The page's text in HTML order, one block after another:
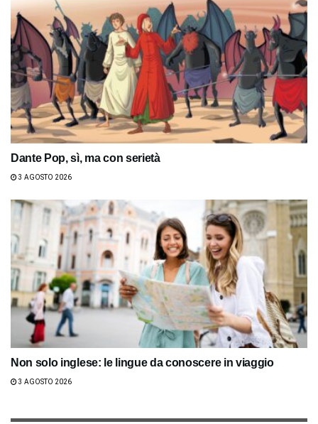
Dante Pop, sì, ma con serietà
3 AGOSTO 2026
Non solo inglese: le lingue da conoscere in viaggio
3 AGOSTO 2026